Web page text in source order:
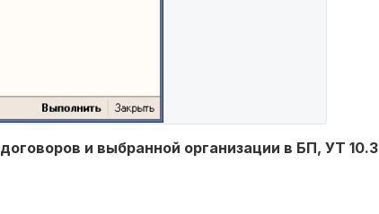
и выбранной организации в БП, УТ 10.3